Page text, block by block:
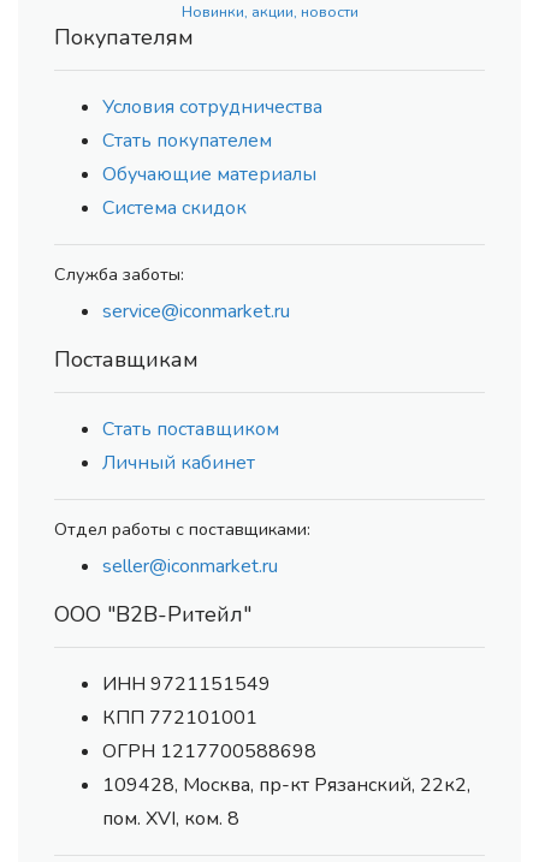
Новинки, акции, новости
Покупателям
Условия сотрудничества
Стать покупателем
Обучающие материалы
Система скидок
Служба заботы:
service@iconmarket.ru
Поставщикам
Стать поставщиком
Личный кабинет
Отдел работы с поставщиками:
seller@iconmarket.ru
ООО "В2В-Ритейл"
ИНН 9721151549
КПП 772101001
ОГРН 1217700588698
109428, Москва, пр-кт Рязанский, 22к2,
пом. XVI, ком. 8